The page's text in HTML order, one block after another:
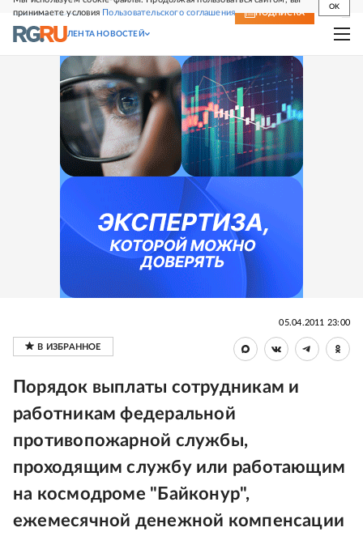
принимаете условия Пользовательского соглашения
OK
СВЕЖИЙ НОМЕР ПОДПИСКА
ЛЕНТА НОВОСТЕЙ
05.04.2011 23:00
Порядок выплаты сотрудникам и
работникам федеральной
противопожарной службы,
проходящим службу или работающим
на космодроме "Байконур",
ежемесячной денежной компенсации